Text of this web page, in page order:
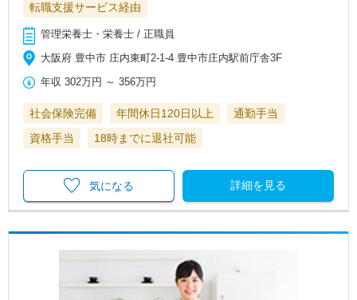
転職支援サービス経由
管理栄養士・栄養士 / 正職員
大阪府 豊中市 庄内東町2-1-4 豊中市庄内駅前庁舎3F
年収 302万円 ～356万円
社会保険完備 年間休日120日以上
通勤手当
資格手当
18時までに退社可能
詳細を見る
気になる